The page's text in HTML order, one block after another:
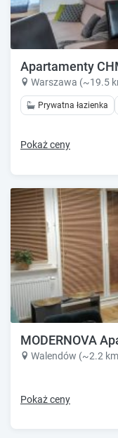
Apartamenty
Warszawa (~19.5
Prywatna łazienka
Pokaż ceny
MODERNOVA
Walendów (~2.2
Pokaż ceny